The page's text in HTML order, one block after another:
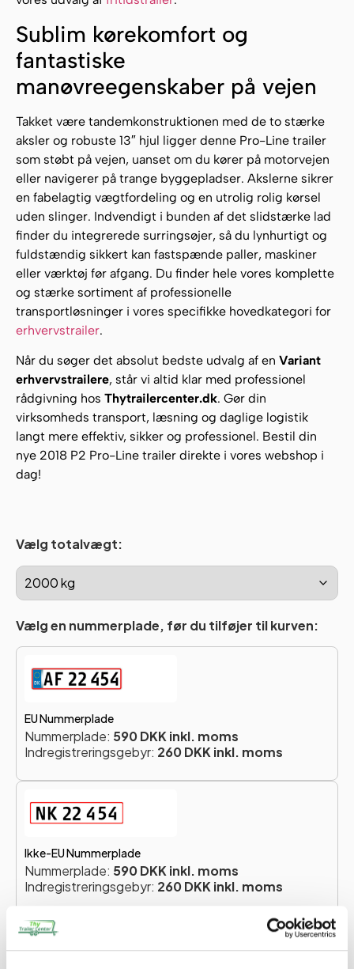
Sublim kørekomfort og
fantastiske
manøvreegenskaber på vejen
Takket være tandemkonstruktionen med de to stærke
aksler og robuste 13″ hjul ligger denne Pro-Line trailer
som støbt på vejen, uanset om du kører på motorvejen
eller navigerer på trange byggepladser. Akslerne sikrer
en fabelagtig vægtfordeling og en utrolig rolig kørsel
uden slinger. Indvendigt i bunden af det slidstærke lad
finder du integrerede surringsøjer, så du lynhurtigt og
fuldstændig sikkert kan fastspænde paller, maskiner
eller værktøj før afgang. Du finder hele vores komplette
og stærke sortiment af professionelle
transportløsninger i vores specifikke hovedkategori for
erhvervstrailer.
Når du søger det absolut bedste udvalg af en Variant
erhvervstrailere, står vi altid klar med professionel
rådgivning hos Thytrailercenter.dk. Gør din
virksomheds transport, læsning og daglige logistik
langt mere effektiv, sikker og professionel. Bestil din
nye 2018 P2 Pro-Line trailer direkte i vores webshop i
dag!
Vælg totalvægt:
Vælg en nummerplade, før du tilføjer til kurven:
EU Nummerplade
Nummerplade: 590 DKK inkl. moms
Indregistreringsgebyr: 260 DKK inkl. moms
Ikke-EU Nummerplade
Nummerplade: 590 DKK inkl. moms
Indregistreringsgebyr: 260 DKK inkl. moms
Totalpris for nummerplade: 850 DKK